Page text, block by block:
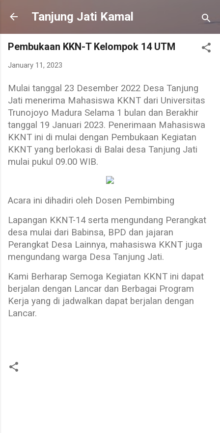
Skip to main content
Tanjung Jati Kamal
Pembukaan KKN-T Kelompok 14 UTM
January 11, 2023
Mulai tanggal 23 Desember 2022 Desa Tanjung
Jati menerima Mahasiswa KKNT dari Universitas
Trunojoyo Madura Selama 1 bulan dan Berakhir
tanggal 19 Januari 2023. Penerimaan Mahasiswa
KKNT ini di mulai dengan Pembukaan Kegiatan
KKNT yang berlokasi di Balai desa Tanjung Jati
mulai pukul 09.00 WIB.
Acara ini dihadiri oleh Dosen Pembimbing
Lapangan KKNT-14 serta mengundang Perangkat
desa mulai dari Babinsa, BPD dan jajaran
Perangkat Desa Lainnya, mahasiswa KKNT juga
mengundang warga Desa Tanjung Jati.
Kami Berharap Semoga Kegiatan KKNT ini dapat
berjalan dengan Lancar dan Berbagai Program
Kerja yang di jadwalkan dapat berjalan dengan
Lancar.